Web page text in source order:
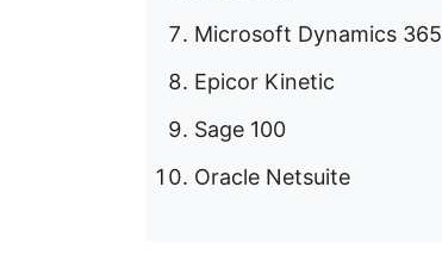
Microsoft Dynamics 365
Epicor Kinetic
Sage 100
Oracle Netsuite